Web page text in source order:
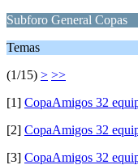
Subforo General Copas
Temas
(1/15) > >>
[1] CopaAmigos 32
[2] CopaAmigos 32
[3] CopaAmigos 32